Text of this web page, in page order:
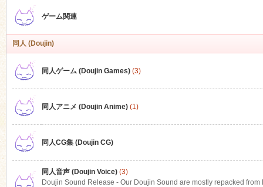
ゲーム関連
同人 (Doujin)
同人ゲーム (Doujin Games)(3)
同人アニメ (Doujin Anime)(1)
同人CG集 (Doujin CG)
同人音声 (Doujin Voice)(3)
Doujin Sound Release - Our Doujin Sound are mostly repacked